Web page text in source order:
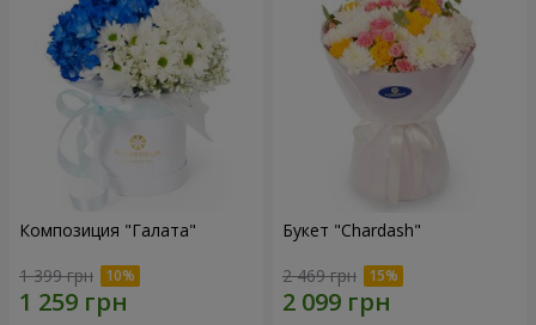
Композиция "Галата"
1 399 грн
Букет "Chardash"
2 469 грн